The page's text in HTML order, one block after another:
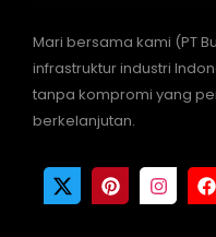
Mari bersama kami (PT
infrastruktur industri
tanpa kompromi yang
berkelanjutan.